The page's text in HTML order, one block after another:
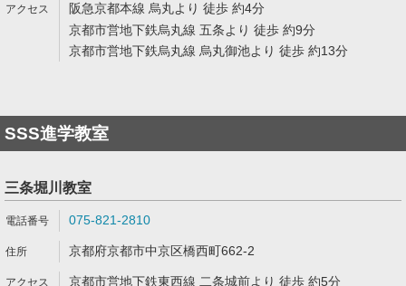
阪急京都本線 烏丸より 徒歩 約4分
京都市営地下鉄烏丸線 五条より 徒歩 約9分
京都市営地下鉄烏丸線 烏丸御池より 徒歩 約13分
SSS進学教室
三条堀川教室
075-821-2810
京都府京都市中京区橋西町662-2
京都市営地下鉄東西線 二条城前より 徒歩 約5分